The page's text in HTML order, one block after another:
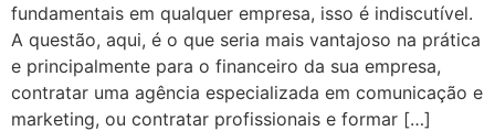
fundamentais em qualquer empresa, isso é indiscutível.
A questão, aqui, é o que seria mais vantajoso na prática
e principalmente para o financeiro da sua empresa,
contratar uma agência especializada em comunicação e
marketing, ou contratar profissionais e formar […]